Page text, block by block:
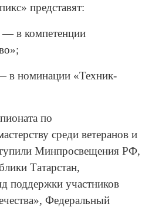
представят:
в компетенции
номинации «Техник-
по
среди ветеранов и
Минпросвещения РФ,
Татарстан,
поддержки участников
Федеральный